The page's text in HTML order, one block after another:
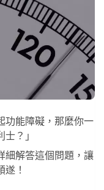
功能障礙，那麼你一
士？ 」
細解答這個問題，讓
！